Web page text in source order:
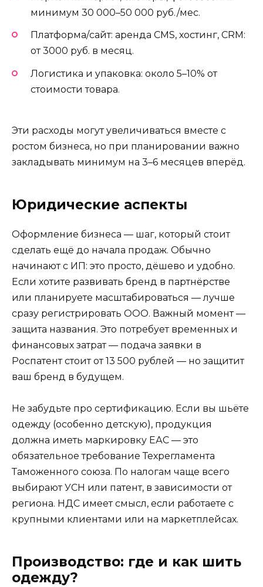
минимум 30 000–50 000 руб./мес.
Платформа/сайт: аренда CMS, хостинг, CRM:
от 3000 руб. в месяц.
Логистика и упаковка: около 5–10% от
стоимости товара.
Эти расходы могут увеличиваться вместе с
ростом бизнеса, но при планировании важно
закладывать минимум на 3–6 месяцев вперёд.
Юридические аспекты
Оформление бизнеса — шаг, который стоит
сделать ещё до начала продаж. Обычно
начинают с ИП: это просто, дёшево и удобно.
Если хотите развивать бренд в партнёрстве
или планируете масштабироваться — лучше
сразу регистрировать ООО. Важный момент —
защита названия. Это потребует временных и
финансовых затрат — подача заявки в
Роспатент стоит от 13 500 рублей — но защитит
ваш бренд в будущем.
Не забудьте про сертификацию. Если вы шьёте
одежду (особенно детскую), продукция
должна иметь маркировку ЕАС — это
обязательное требование Техрегламента
Таможенного союза. По налогам чаще всего
выбирают УСН или патент, в зависимости от
региона. НДС имеет смысл, если работаете с
крупными клиентами или на маркетплейсах.
Производство: где и как шить
одежду?